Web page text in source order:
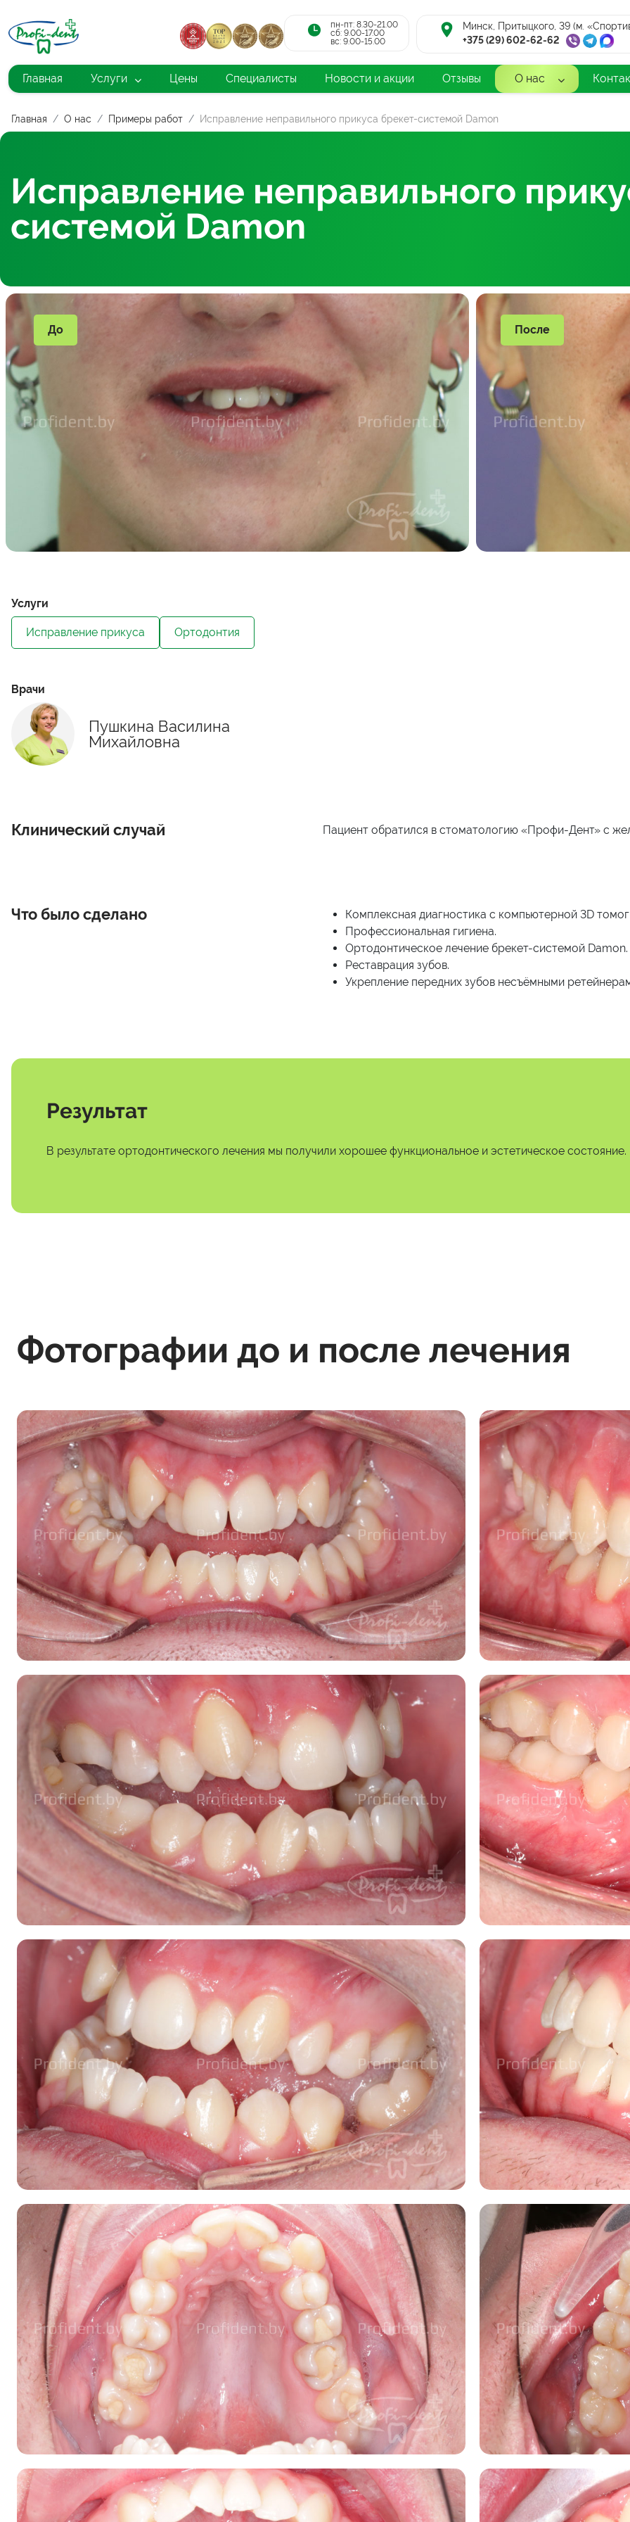
пн-пт: 8.30-21.00
cб: 9.00-17.00
вс: 9.00-15.00
Минск, Притыцкого, 39 (м.
+375 (29) 602-62-62
Главная Услуги Цены Специалисты Новости и акции Отзывы О нас
Главная О нас Примеры работ Исправление неправильного прикуса брекет-системой Damon
Исправление неправильного
системой Damon
До После
Услуги
Исправление прикуса Ортодонтия
Врачи
Пушкина Василина
Михайловна
Клинический случай Пациент обратился в стоматологию «Профи-Дент» с
Что было сделано
Комплексная диагностика с компьютерной 3D
Профессиональная гигиена.
Ортодонтическое лечение брекет-системой Damon.
Реставрация зубов.
Укрепление передних зубов несъёмными
Результат
В результате ортодонтического лечения мы получили хорошее функциональное и эстетическое состояние.
Фотографии до и после лечения